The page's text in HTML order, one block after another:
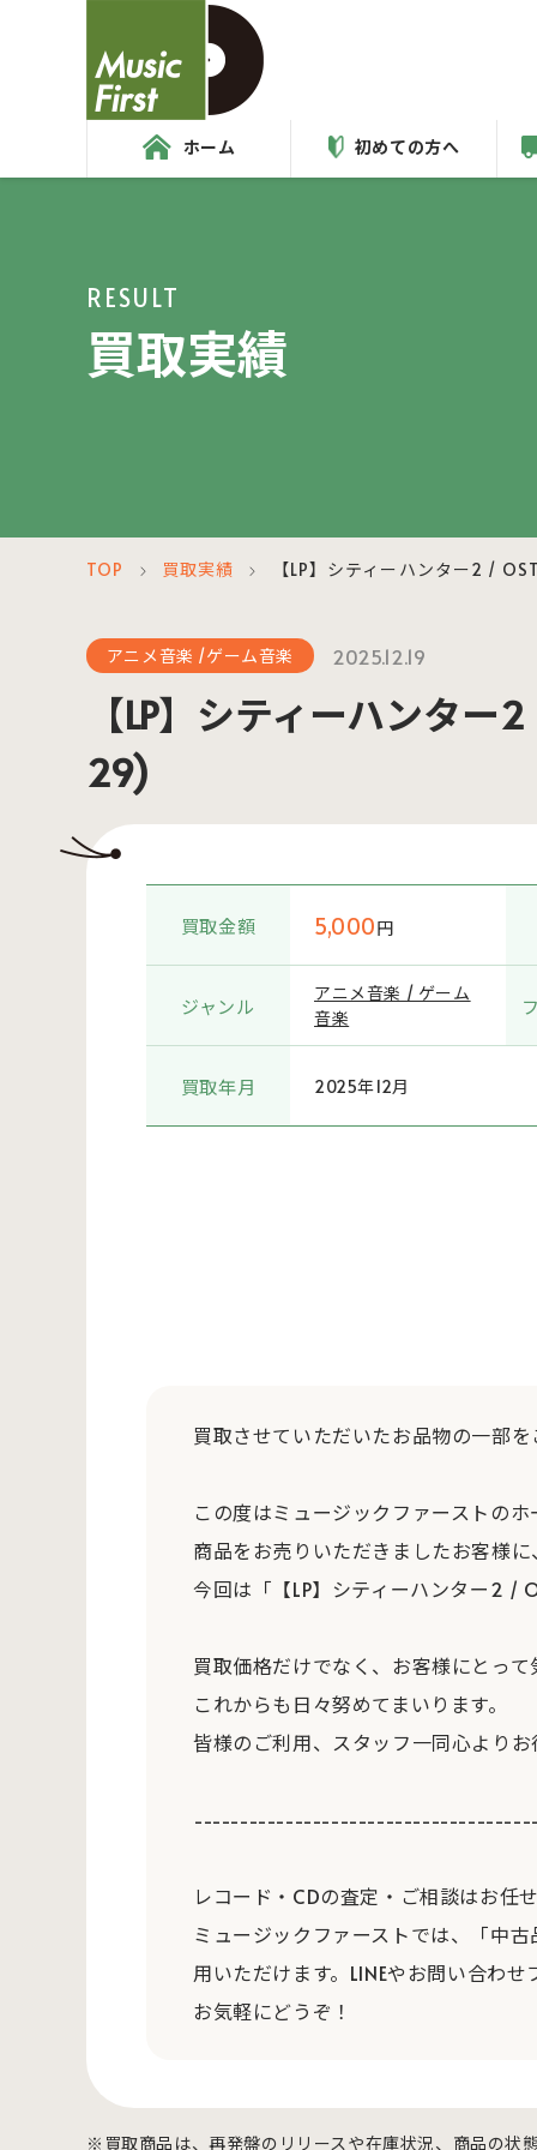
ホーム 初めての方へ
RESULT
買取実績
TOP ＞ 買取実績 ＞ 【LP】シティーハンター2 /
アニメ音楽 /ゲーム音楽 2025.12.19
【LP】シティーハンタ
29)
買取金額 5,000円
ジャンル
アニメ音楽 / ゲーム
音楽
買取年月 2025年12月
買取させていただいたお品物の一部
この度はミュージックファーストの
商品をお売りいただきましたお客様
今回は「【LP】シティーハンター2 /
買取価格だけでなく、お客様にとっ
これからも日々努めてまいります。
皆様のご利用、スタッフ一同心より
レコード・CDの査定・ご相談はお任
ミュージックファーストでは、「中
用いただけます。LINEやお問い合わ
お気軽にどうぞ！
※買取商品は、再発盤のリリースや在庫状況、商品の状